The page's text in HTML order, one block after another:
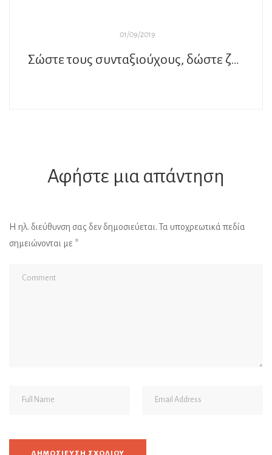
01/09/2019
Σώστε τους συνταξιούχους, δώστε ζωή σε όλους μας…
Αφήστε μια απάντηση
Η ηλ. διεύθυνση σας δεν δημοσιεύεται. Τα υποχρεωτικά πεδία
σημειώνονται με *